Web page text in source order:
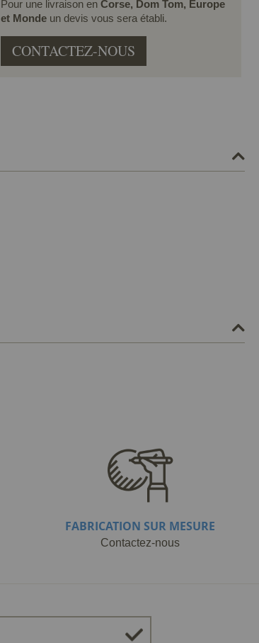
Pour une livraison en Corse, Dom Tom, Europe
et Monde un devis vous sera établi.
CONTACTEZ-NOUS
FABRICATION SUR MESURE
Contactez-nous